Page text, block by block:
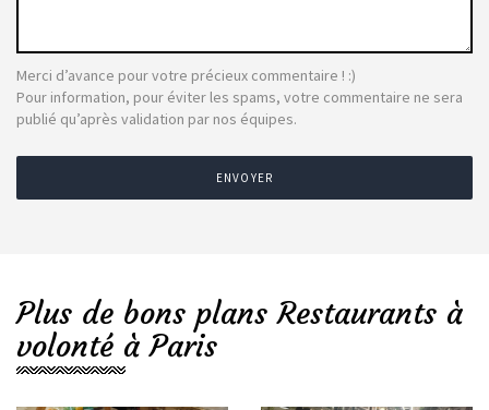
Merci d’avance pour votre précieux commentaire ! :)
Pour information, pour éviter les spams, votre commentaire ne sera
publié qu’après validation par nos équipes.
ENVOYER
Plus de bons plans Restaurants à
volonté à Paris